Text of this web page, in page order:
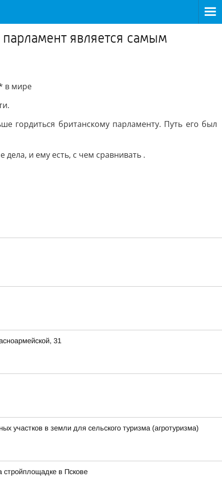
является самым
в мире
гордиться британскому парламенту. Путь его был
и ему есть, с чем сравнивать .
31
участков в земли для сельского туризма (агротуризма)
в Пскове